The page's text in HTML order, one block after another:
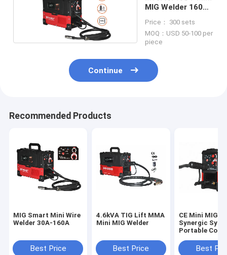
MIG Welder 160A
Price： 300 sets
MOQ：USD 50-100 per
piece
Continue
Recommended Products
MIG Smart Mini Wire
Welder 30A-160A
Best Price
4.6kVA TIG Lift MMA
Mini MIG Welder
Best Price
CE Mini MIG
Synergic
Portable Co2
Best